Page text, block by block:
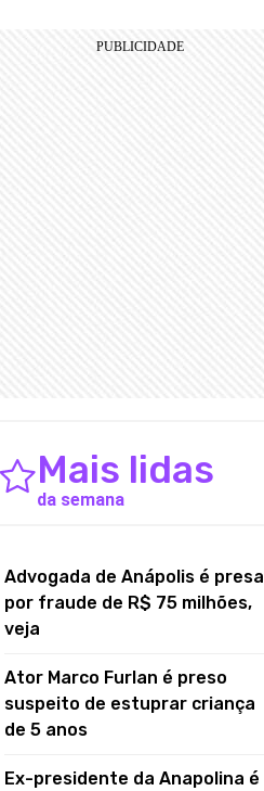
Mais lidas
da semana
Advogada de Anápolis é presa
por fraude de R$ 75 milhões,
veja
Ator Marco Furlan é preso
suspeito de estuprar criança
de 5 anos
Ex-presidente da Anapolina é